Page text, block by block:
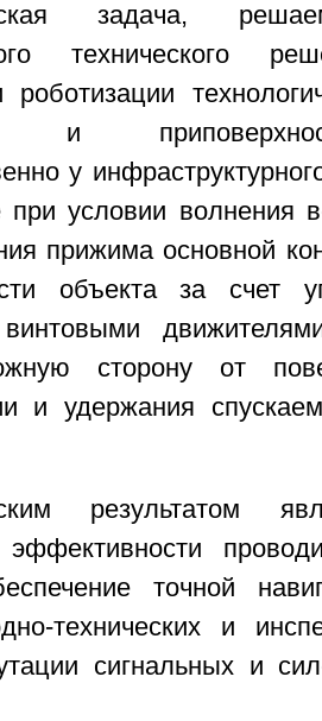
задача,
технического
роботизации
и
у
при условии волнения
прижима основной
объекта за счет
сторону от
и удержания
результатом
точной
технических и
сигнальных и